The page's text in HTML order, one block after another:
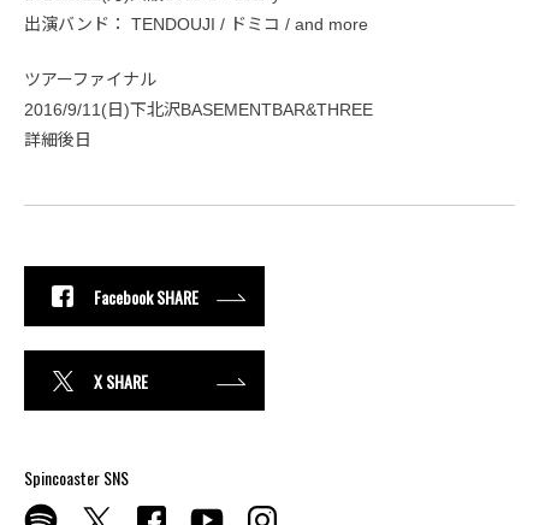
出演バンド： TENDOUJI / ドミコ / and more
ツアーファイナル
2016/9/11(日)下北沢BASEMENTBAR&THREE
詳細後日
Facebook SHARE
X SHARE
Spincoaster SNS